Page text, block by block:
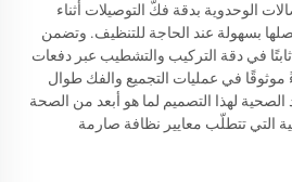
الوحدوية بدقة فكّ التوصيلات أثناء
فصلها بسهولة عند الحاجة للتنظيف. وتضمن
في دقة التركيب والتشطيب عبر دفعات
موثوقًا في عمليات التجميع والفك طوال
الصحية لهذا التصميم لما هو أبعد من الصحة
التي تتطلّب معايير نظافة صارمة